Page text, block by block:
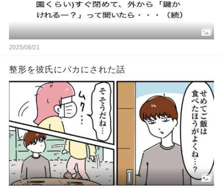
2025/08/21
整形を彼氏にバカにされた話